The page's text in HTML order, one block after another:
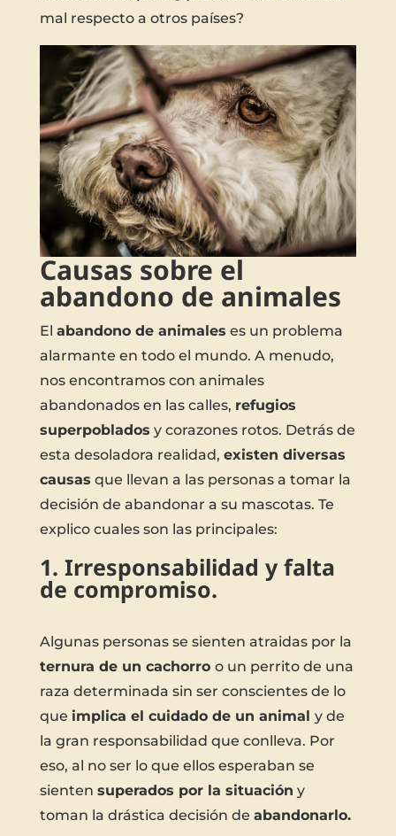
mal respecto a otros países?
Causas sobre el
abandono de animales
El abandono de animales es un problema
alarmante en todo el mundo. A menudo,
nos encontramos con animales
abandonados en las calles, refugios
superpoblados y corazones rotos. Detrás de
esta desoladora realidad, existen diversas
causas que llevan a las personas a tomar la
decisión de abandonar a su mascotas. Te
explico cuales son las principales:
1. Irresponsabilidad y falta
de compromiso.
Algunas personas se sienten atraidas por la
ternura de un cachorro o un perrito de una
raza determinada sin ser conscientes de lo
que implica el cuidado de un animal y de
la gran responsabilidad que conlleva. Por
eso, al no ser lo que ellos esperaban se
sienten superados por la situación y
toman la drástica decisión de abandonarlo.